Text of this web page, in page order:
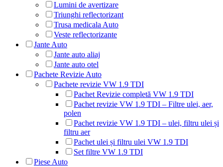
Lumini de avertizare
Triunghi reflectorizant
Trusa medicala Auto
Veste reflectorizante
Jante Auto
Jante auto aliaj
Jante auto otel
Pachete Revizie Auto
Pachete revizie VW 1.9 TDI
Pachet Revizie completă VW 1.9 TDI
Pachet revizie VW 1.9 TDI – Filtre ulei, aer,
polen
Pachet revizie VW 1.9 TDI – ulei, filtru ulei și
filtru aer
Pachet ulei și filtru ulei VW 1.9 TDI
Set filtre VW 1.9 TDI
Piese Auto